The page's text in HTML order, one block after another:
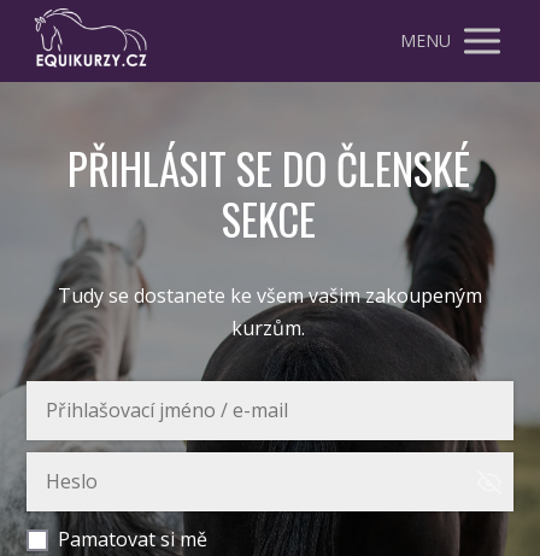
MENU
PŘIHLÁSIT SE DO ČLENSKÉ
SEKCE
Tudy se dostanete ke všem vašim zakoupeným
kurzům.
Pamatovat si mě